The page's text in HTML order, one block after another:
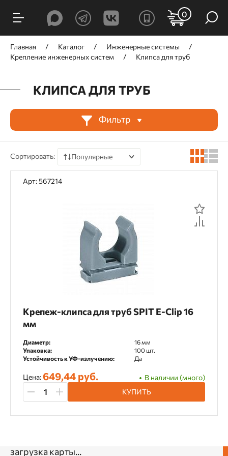
0
Главная Каталог
Инженерные системы
Крепление инженерных систем
Клипса для труб
КЛИПСА ДЛЯ ТРУБ
ФИЛЬТРЫ
Цена, ₽
Производитель
Инженерные системы
Монтаж труб
Электромонтажные работы
Клипса для труб
Диаметр
16 мм 20 мм 25 мм
32 мм
40 мм
50 мм
Фильтр
Сортировать: Популярные
По отзывам
Арт: 567214
Крепеж-клипса для труб SPIT E-Clip 16
мм
Диаметр:
16 мм
Упаковка:
100 шт.
Устойчивость к УФ-излучению:
Да
Цена: 649,44 руб.
В наличии (много)
КУПИТЬ
загрузка карты...